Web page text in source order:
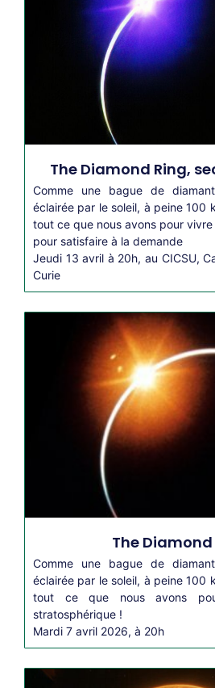
The Diamond Ring,
Comme une bague de
éclairée par le soleil, à peine 100
tout ce que nous avons pour
pour satisfaire à la demande
Jeudi 13 avril à 20h, au CICSU,
Curie
The Diamond
Comme une bague de
éclairée par le soleil, à peine 100
tout ce que nous avons
stratosphérique !
Mardi 7 avril 2026, à 20h